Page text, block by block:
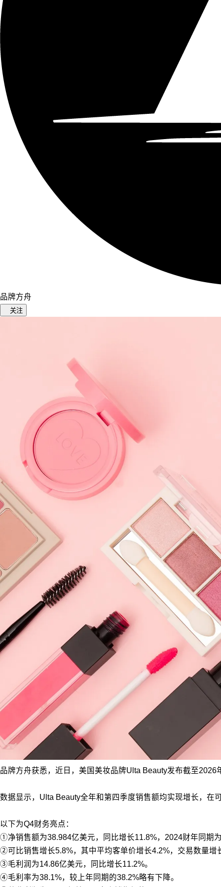
品牌方舟
关注
品牌方舟获悉，近日，美国美妆品牌Ulta Beauty发布截至
数据显示，Ulta Beauty全年和第四季度销售额均实现增长，
以下为Q4财务亮点：
①净销售额为38.984亿美元，同比增长11.8%，2024财年同期
②可比销售增长5.8%，其中平均客单价增长4.2%，交易数量增
③毛利润为14.86亿美元，同比增长11.2%。
④毛利率为38.1%，较上年同期的38.2%略有下降。